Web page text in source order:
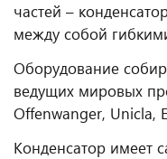
частей –
между собой
Оборудование
ведущих мировых
Offenwanger, Unicla,
Конденсатор имеет